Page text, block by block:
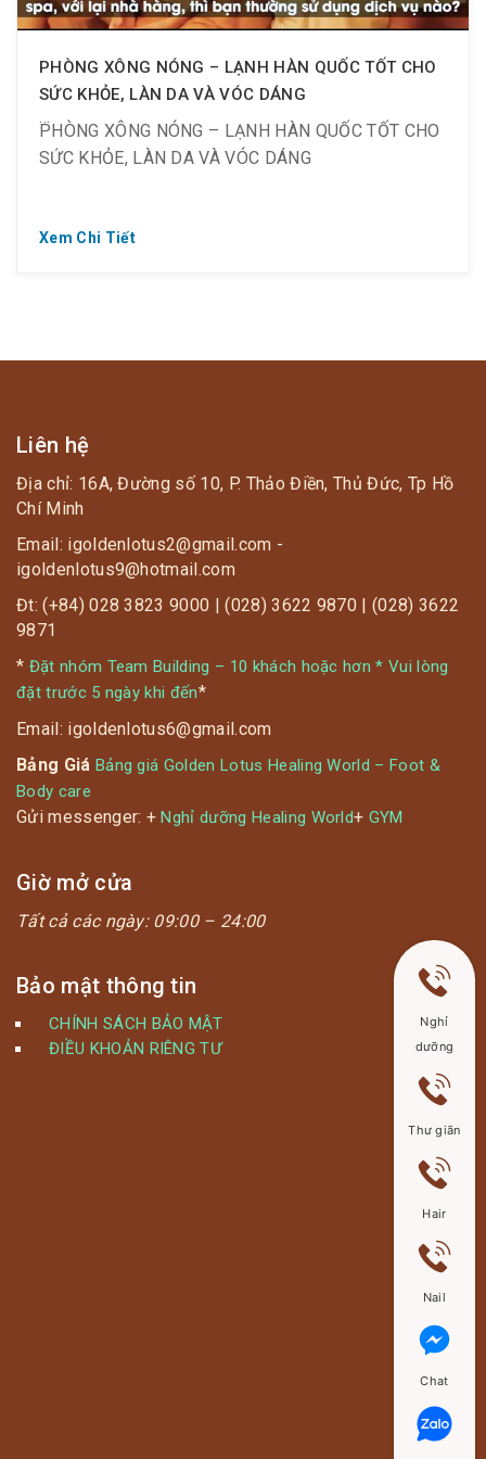
PHÒNG XÔNG NÓNG – LẠNH HÀN QUỐC TỐT CHO
SỨC KHỎE, LÀN DA VÀ VÓC DÁNG
PHÒNG XÔNG NÓNG – LẠNH HÀN QUỐC TỐT CHO
SỨC KHỎE, LÀN DA VÀ VÓC DÁNG
thẳng
? Giúp da đẹp, dáng xinh, tốt cho tim mạch, xương
khớp
Xem Chi Tiết
Liên hệ
Địa chỉ: 16A, Đường số 10, P. Thảo Điền, Thủ Đức, Tp Hồ
Chí Minh
Email: igoldenlotus2@gmail.com -
igoldenlotus9@hotmail.com
Đt: (+84) 028 3823 9000 | (028) 3622 9870 | (028) 3622
9871
* Đặt nhóm Team Building – 10 khách hoặc hơn * Vui lòng
đặt trước 5 ngày khi đến*
Email: igoldenlotus6@gmail.com
Bảng Giá Bảng giá Golden Lotus Healing World – Foot &
Body care
Gửi messenger: +Nghỉ dưỡng Healing World+ GYM
Giờ mở cửa
Tất cả các ngày: 09:00 – 24:00
Bảo mật thông tin
CHÍNH SÁCH BẢO MẬT
ĐIỀU KHOẢN RIÊNG TƯ
Nghỉ
dưỡng
Thư giãn
Hair
Nail
Chat